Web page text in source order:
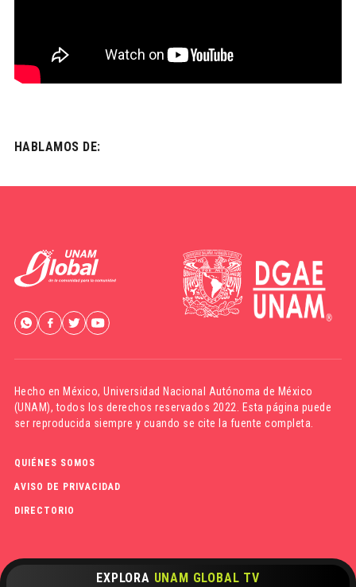
EXPLORA UNAM GLOBAL TV
HABLAMOS DE:
Hecho en México,Universidad Nacional Autónoma de México
(UNAM), todos los derechos reservados 2022. Esta página puede
ser reproducida siempre y cuando se cite la fuente completa.
QUIÉNES SOMOS
AVISO DE PRIVACIDAD
DIRECTORIO